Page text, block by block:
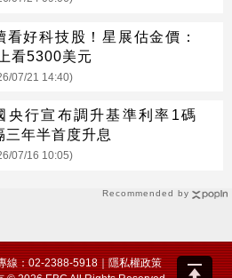
Recommended by
看好科技股！星展估金價：
看5300美元
07/21 14:40)
央行宣布調升基準利率1碼
三年半首度升息
07/16 10:05)
線：02-2388-5918｜隱私權政策